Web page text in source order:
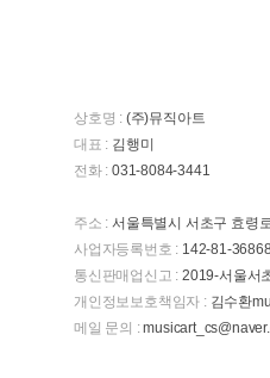
상호명 : (주)뮤직아트
대표 : 김행미
전화 : 031-8084-3441
주소 : 서울특별시 서초구 효령
사업자등록번호 : 142-81-36868
통신판매업신고 :2019-서울서
개인정보보호책임자 :김수환
메일 문의 :